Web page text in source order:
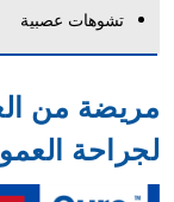
تشوهات عصبية
مريضة من
لجراحة